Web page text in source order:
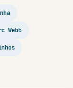
Webb